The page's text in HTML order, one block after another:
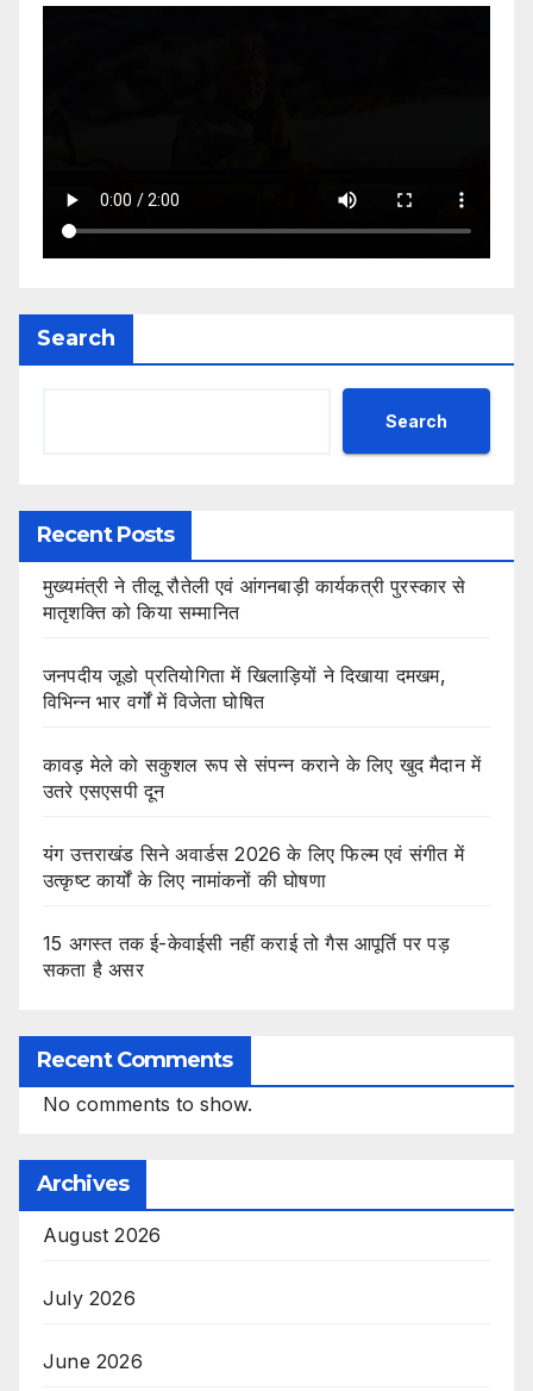
Search
Search
Recent Posts
मुख्यमंत्री ने तीलू रौतेली एवं आंगनबाड़ी कार्यकत्री पुरस्कार से
मातृशक्ति को किया सम्मानित
जनपदीय जूडो प्रतियोगिता में खिलाड़ियों ने दिखाया दमखम,
विभिन्न भार वर्गों में विजेता घोषित
कावड़ मेले को सकुशल रूप से संपन्न कराने के लिए खुद मैदान में
उतरे एसएसपी दून
यंग उत्तराखंड सिने अवार्डस 2026 के लिए फिल्म एवं संगीत में
उत्कृष्ट कार्यों के लिए नामांकनों की घोषणा
15 अगस्त तक ई-केवाईसी नहीं कराई तो गैस आपूर्ति पर पड़
सकता है असर
Recent Comments
No comments to show.
Archives
August 2026
July 2026
June 2026